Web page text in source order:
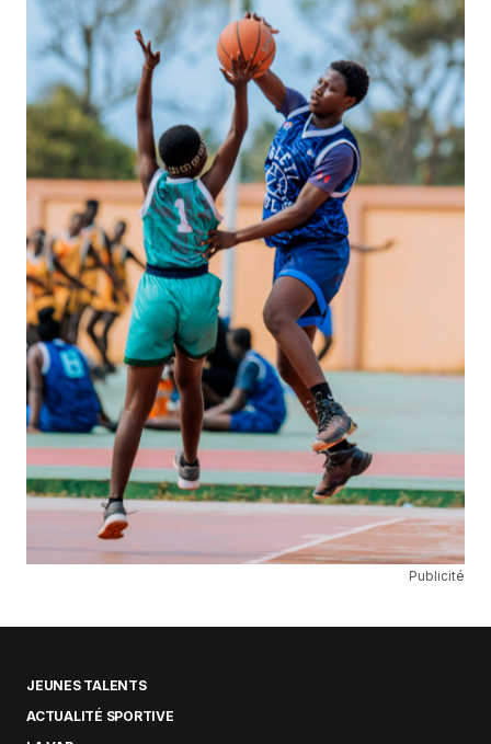
Publicité
JEUNES TALENTS
ACTUALITÉ SPORTIVE